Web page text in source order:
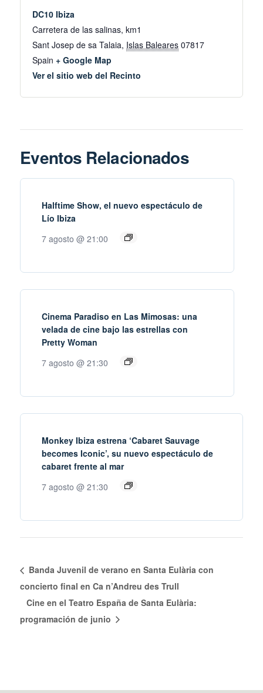
DC10 Ibiza
Carretera de las salinas, km1
Sant Josep de sa Talaia, Islas Baleares 07817
Spain + Google Map
Ver el sitio web del Recinto
Eventos Relacionados
Halftime Show, el nuevo espectáculo de
Lío Ibiza
7 agosto @ 21:00
Cinema Paradiso en Las Mimosas: una
velada de cine bajo las estrellas con
Pretty Woman
7 agosto @ 21:30
Monkey Ibiza estrena ‘Cabaret Sauvage
becomes Iconic’, su nuevo espectáculo de
cabaret frente al mar
7 agosto @ 21:30
Banda Juvenil de verano en Santa Eulària con
concierto final en Ca n’Andreu des Trull
Cine en el Teatro España de Santa Eulària:
programación de junio